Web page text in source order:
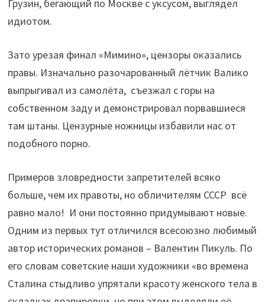
Грузин, бегающий по Москве с уксусом, выглядел
идиотом.
Зато урезая финал «Мимино», цензоры оказались
правы. Изначально разочарованный лётчик Валико
выпрыгивал из самолёта, съезжал с горы на
собственном заду и демонстрировал порвавшиеся
там штаны. Цензурные ножницы избавили нас от
подобного порно.
Примеров зловредности запретителей всяко
больше, чем их правоты, но обличителям СССР всё
равно мало! И они постоянно придумывают новые.
Одним из первых тут отличился всесоюзно любимый
автор исторических романов – Валентин Пикуль. По
его словам советские наши художники «во времена
Сталина стыдливо упрятали красоту женского тела в